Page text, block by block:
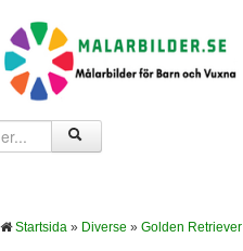
Startsida » Diverse » Golden Retriever